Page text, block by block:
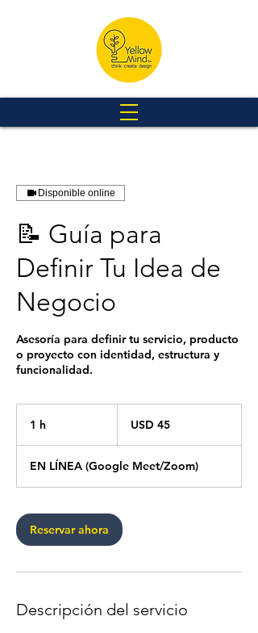
Disponible online
📝 Guía para
Definir Tu Idea de
Negocio
Asesoría para definir tu servicio, producto
o proyecto con identidad, estructura y
funcionalidad.
1 h
estadounidenses
USD 45
EN LÍNEA (Google Meet/Zoom)
Reservar ahora
Descripción del servicio